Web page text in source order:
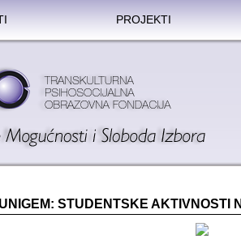
PROJEKTI
UNIGEM: STUDENTSKE AKTIVNOSTI